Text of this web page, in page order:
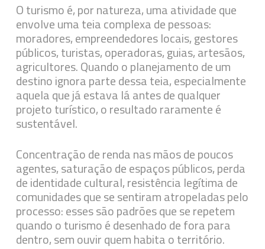
O turismo é, por natureza, uma atividade que
envolve uma teia complexa de pessoas:
moradores, empreendedores locais, gestores
públicos, turistas, operadoras, guias, artesãos,
agricultores. Quando o planejamento de um
destino ignora parte dessa teia, especialmente
aquela que já estava lá antes de qualquer
projeto turístico, o resultado raramente é
sustentável.
Concentração de renda nas mãos de poucos
agentes, saturação de espaços públicos, perda
de identidade cultural, resistência legítima de
comunidades que se sentiram atropeladas pelo
processo: esses são padrões que se repetem
quando o turismo é desenhado de fora para
dentro, sem ouvir quem habita o território.